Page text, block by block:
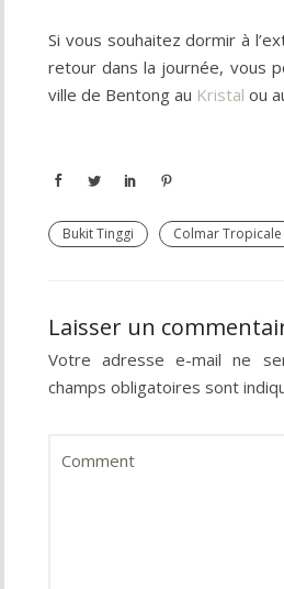
Si vous souhaitez dormir à
retour dans la journée, vous
ville de Bentong au Kristal ou
Bukit Tinggi Colmar Tropicale
Laisser un
Votre adresse e-mail ne
champs obligatoires sont